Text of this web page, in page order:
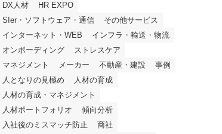
DX人材
HR EXPO
SIer・ソフトウェア・通信
その他サービス
インターネット・WEB
インフラ・輸送・物流
オンボーディング
ストレスケア
マネジメント
メーカー 不動産・建設
事例
人となりの見極め
人材の育成
人材の育成・マネジメント
人材ポートフォリオ
傾向分析
入社後のミスマッチ防止
商社